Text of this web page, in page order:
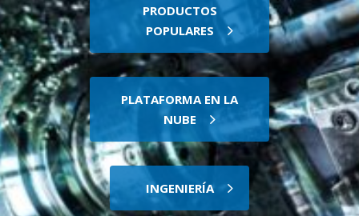
PRODUCTOS
POPULARES
PLATAFORMA EN LA
NUBE
INGENIERÍA